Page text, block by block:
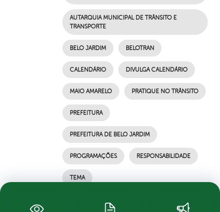
AUTARQUIA MUNICIPAL DE TRÂNSITO E
TRANSPORTE
BELO JARDIM BELOTRAN
CALENDÁRIO DIVULGA CALENDÁRIO
MAIO AMARELO PRATIQUE NO TRÂNSITO
PREFEITURA
PREFEITURA DE BELO JARDIM
PROGRAMAÇÕES RESPONSABILIDADE
TEMA